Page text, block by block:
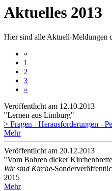
Aktuelles 2013
Hier sind alle Aktuell-Meldungen
«
1
2
3
»
Veröffentlicht am 12­.10.2013
"Lernen aus Limburg"
> Fragen - Herausforderungen -
Mehr
Veröffentlicht am 20­.12.2013
"Vom Bohren dicker
Wir sind Kirche-
2015
Mehr